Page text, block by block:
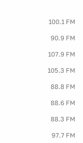
100.1 FM
90.9 FM
107.9 FM
105.3 FM
88.8 FM
88.6 FM
88.3 FM
97.7 FM